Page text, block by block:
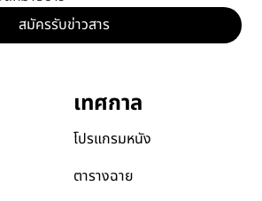
สมัครรับข่าวสาร
เทศกาล
โปรแกรมหนัง
ตารางฉาย